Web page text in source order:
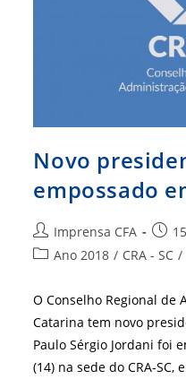
Novo
empossado
Autor
do
Imprensa CFA
Post
Categoria
post:
Ano 2018 / CRA - SC /
O Conselho Regional de
Catarina tem novo
Paulo Sérgio Jordani foi
(14) na sede do CRA-